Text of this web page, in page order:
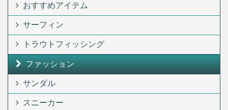
おすすめアイテム
サーフィン
トラウトフィッシング
ファッション
サンダル
スニーカー